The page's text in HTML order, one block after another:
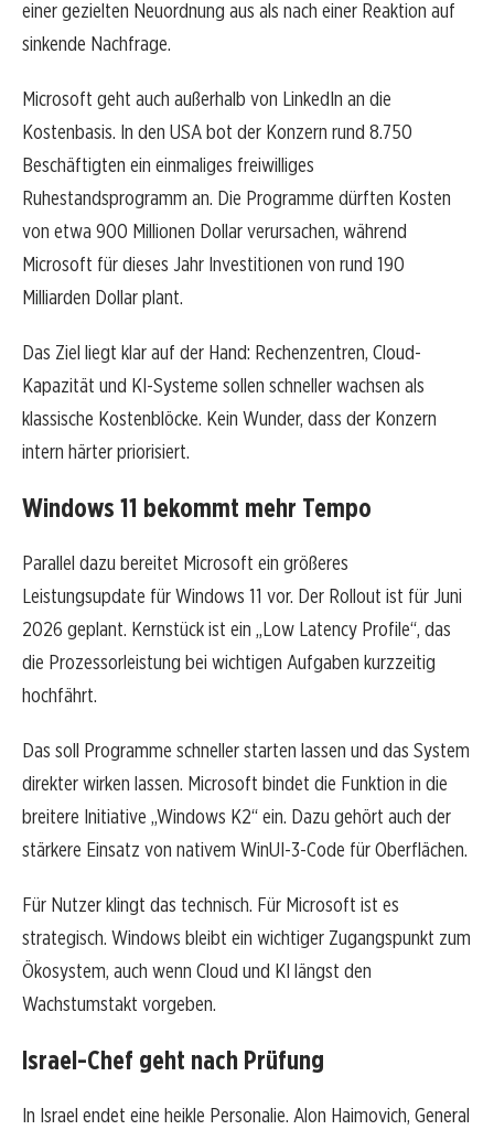
einer gezielten Neuordnung aus als nach einer Reaktion auf
sinkende Nachfrage.
Microsoft geht auch außerhalb von LinkedIn an die
Kostenbasis. In den USA bot der Konzern rund 8.750
Beschäftigten ein einmaliges freiwilliges
Ruhestandsprogramm an. Die Programme dürften Kosten
von etwa 900 Millionen Dollar verursachen, während
Microsoft für dieses Jahr Investitionen von rund 190
Milliarden Dollar plant.
Das Ziel liegt klar auf der Hand: Rechenzentren, Cloud-
Kapazität und KI-Systeme sollen schneller wachsen als
klassische Kostenblöcke. Kein Wunder, dass der Konzern
intern härter priorisiert.
Windows 11 bekommt mehr Tempo
Parallel dazu bereitet Microsoft ein größeres
Leistungsupdate für Windows 11 vor. Der Rollout ist für Juni
2026 geplant. Kernstück ist ein „Low Latency Profile“, das
die Prozessorleistung bei wichtigen Aufgaben kurzzeitig
hochfährt.
Das soll Programme schneller starten lassen und das System
direkter wirken lassen. Microsoft bindet die Funktion in die
breitere Initiative „Windows K2“ ein. Dazu gehört auch der
stärkere Einsatz von nativem WinUI-3-Code für Oberflächen.
Für Nutzer klingt das technisch. Für Microsoft ist es
strategisch. Windows bleibt ein wichtiger Zugangspunkt zum
Ökosystem, auch wenn Cloud und KI längst den
Wachstumstakt vorgeben.
Israel-Chef geht nach Prüfung
In Israel endet eine heikle Personalie. Alon Haimovich, General